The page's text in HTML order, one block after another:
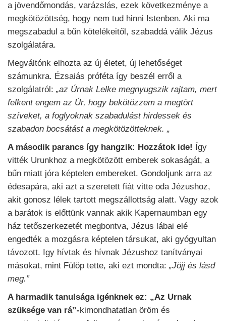
a jövendőmondás, varázslás, ezek következménye a
megkötözöttség, hogy nem tud hinni Istenben. Aki ma
megszabadul a bűn kötelékeitől, szabaddá válik Jézus
szolgálatára.
Megváltónk elhozta az új életet, új lehetőséget
számunkra. Ézsaiás próféta így beszél erről a
szolgálatról: „az Úrnak Lelke megnyugszik rajtam, mert
felkent engem az Úr, hogy bekötözzem a megtört
szíveket, a foglyoknak szabadulást hirdessek és
szabadon bocsátást a megkötözötteknek. „
A második parancs így hangzik: Hozzátok ide! Így
vitték Urunkhoz a megkötözött emberek sokaságát, a
bűn miatt jóra képtelen embereket. Gondoljunk arra az
édesapára, aki azt a szeretett fiát vitte oda Jézushoz,
akit gonosz lélek tartott megszállottság alatt. Vagy azok
a barátok is előttünk vannak akik Kapernaumban egy
ház tetőszerkezetét megbontva, Jézus lábai elé
engedték a mozgásra képtelen társukat, aki gyógyultan
távozott. Igy hívtak és hívnak Jézushoz tanítványai
másokat, mint Fülöp tette, aki ezt mondta: „Jöjj és lásd
meg.”
A harmadik tanulsága igénknek ez: „Az Urnak
szüksége van rá”-kimondhatatlan öröm és